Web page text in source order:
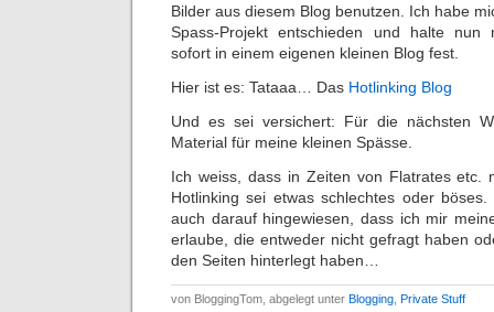
Bilder aus diesem Blog benutzen. Ich habe
Spass-Projekt entschieden und halte nun
sofort in einem eigenen kleinen Blog fest.
Hier ist es: Tataaa… Das Hotlinking Blog
Und es sei versichert: Für die nächsten
Material für meine kleinen Spässe.
Ich weiss, dass in Zeiten von Flatrates etc.
Hotlinking sei etwas schlechtes oder
auch darauf hingewiesen, dass ich mir
erlaube, die entweder nicht gefragt haben
den Seiten hinterlegt haben…
von BloggingTom, abgelegt unter Blogging Private Stuff